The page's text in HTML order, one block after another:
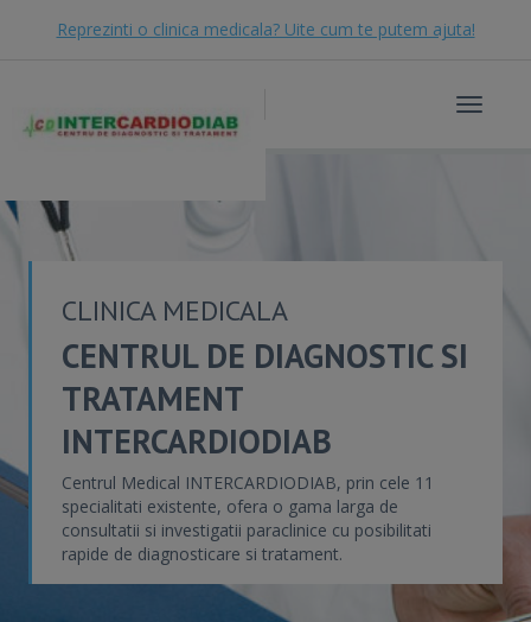
Reprezinti o clinica medicala? Uite cum te putem ajuta!
Toggle
CLINICA MEDICALA
CENTRUL DE DIAGNOSTIC SI
TRATAMENT
INTERCARDIODIAB
Centrul Medical INTERCARDIODIAB, prin cele 11
specialitati existente, ofera o gama larga de
consultatii si investigatii paraclinice cu posibilitati
rapide de diagnosticare si tratament.